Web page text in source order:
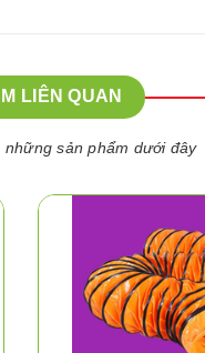
LIÊN QUAN
sản phẩm dưới đây